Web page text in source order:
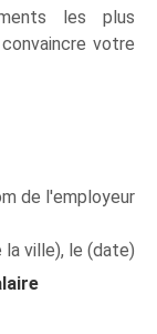
les plus
votre
de l'employeur
la ville), le (date)